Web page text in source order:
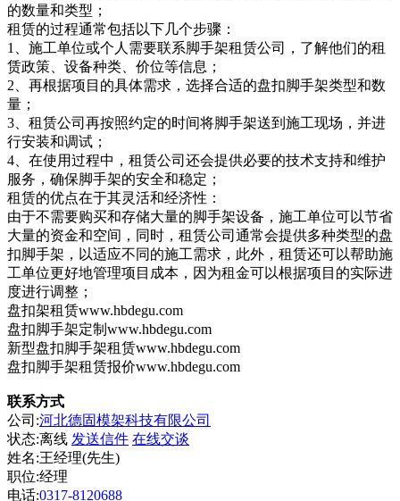
的数量和类型；
租赁的过程通常包括以下几个步骤：
1、施工单位或个人需要联系脚手架租赁公司，了解他们的租
赁政策、设备种类、价位等信息；
2、再根据项目的具体需求，选择合适的盘扣脚手架类型和数
量；
3、租赁公司再按照约定的时间将脚手架送到施工现场，并进
行安装和调试；
4、在使用过程中，租赁公司还会提供必要的技术支持和维护
服务，确保脚手架的安全和稳定；
租赁的优点在于其灵活和经济性：
由于不需要购买和存储大量的脚手架设备，施工单位可以节省
大量的资金和空间，同时，租赁公司通常会提供多种类型的盘
扣脚手架，以适应不同的施工需求，此外，租赁还可以帮助施
工单位更好地管理项目成本，因为租金可以根据项目的实际进
度进行调整；
盘扣架租赁www.hbdegu.com
盘扣脚手架定制www.hbdegu.com
新型盘扣脚手架租赁www.hbdegu.com
盘扣脚手架租赁报价www.hbdegu.com
联系方式
公司:河北德固模架科技有限公司
状态:离线 发送信件 在线交谈
姓名:王经理(先生)
职位:经理
电话:0317-8120688